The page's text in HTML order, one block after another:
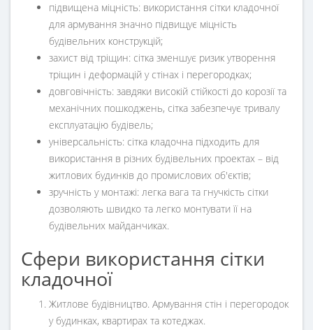
підвищена міцність: використання сітки кладочної
для армування значно підвищує міцність
будівельних конструкцій;
захист від тріщин: сітка зменшує ризик утворення
тріщин і деформацій у стінах і перегородках;
довговічність: завдяки високій стійкості до корозії та
механічних пошкоджень, сітка забезпечує тривалу
експлуатацію будівель;
універсальність: сітка кладочна підходить для
використання в різних будівельних проектах – від
житлових будинків до промислових об'єктів;
зручність у монтажі: легка вага та гнучкість сітки
дозволяють швидко та легко монтувати її на
будівельних майданчиках.
Сфери використання сітки
кладочної
Житлове будівництво. Армування стін і перегородок
у будинках, квартирах та котеджах.